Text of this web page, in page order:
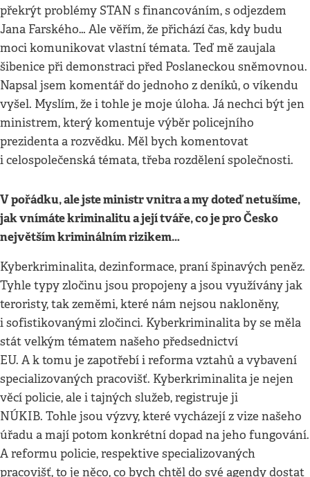
překrýt problémy STAN s financováním, s odjezdem
Jana Farského… Ale věřím, že přichází čas, kdy budu
moci komunikovat vlastní témata. Teď mě zaujala
šibenice při demonstraci před Poslaneckou sněmovnou.
Napsal jsem komentář do jednoho z deníků, o víkendu
vyšel. Myslím, že i tohle je moje úloha. Já nechci být jen
ministrem, který komentuje výběr policejního
prezidenta a rozvědku. Měl bych komentovat
i celospolečenská témata, třeba rozdělení společnosti.
V pořádku, ale jste ministr vnitra a my doteď netušíme,
jak vnímáte kriminalitu a její tváře, co je pro Česko
největším kriminálním rizikem…
Kyberkriminalita, dezinformace, praní špinavých peněz.
Tyhle typy zločinu jsou propojeny a jsou využívány jak
teroristy, tak zeměmi, které nám nejsou nakloněny,
i sofistikovanými zločinci. Kyberkriminalita by se měla
stát velkým tématem našeho předsednictví
EU. A k tomu je zapotřebí i reforma vztahů a vybavení
specializovaných pracovišť. Kyberkriminalita je nejen
věcí policie, ale i tajných služeb, registruje ji
NÚKIB. Tohle jsou výzvy, které vycházejí z vize našeho
úřadu a mají potom konkrétní dopad na jeho fungování.
A reformu policie, respektive specializovaných
pracovišť, to je něco, co bych chtěl do své agendy dostat